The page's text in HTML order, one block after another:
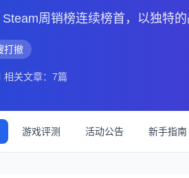
周销榜连续榜首，以独特的
打撤
相关文章：7篇
游戏评测 活动公告 新手指南